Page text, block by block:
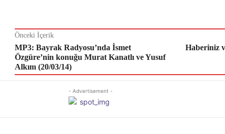
Önceki İçerik
MP3: Bayrak Radyosu’nda İsmet
Özgüre’nin konuğu Murat Kanatlı ve Yusuf
Alkım (20/03/14)
Haberiniz
- Advertisement -